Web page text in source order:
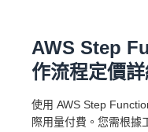
AWS Step
作流程定價
使用 AWS Step
際用量付費。您需根據